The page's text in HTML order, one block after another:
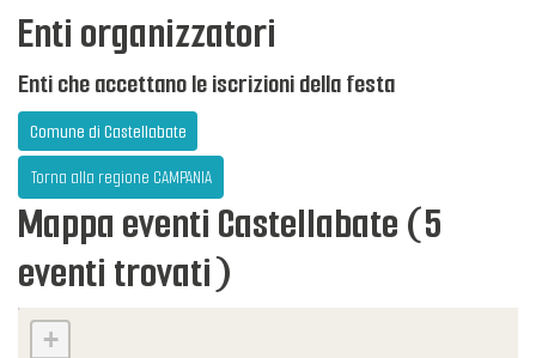
Enti organizzatori
Enti che accettano le iscrizioni della festa
Comune di Castellabate
Torna alla regione CAMPANIA
Mappa eventi Castellabate (5
eventi trovati)
+